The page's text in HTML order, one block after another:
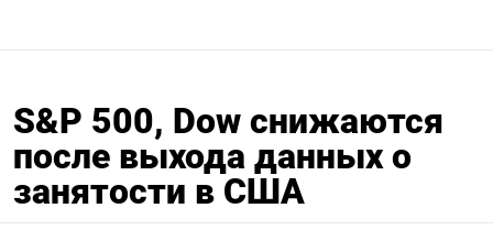
S&P 500, Dow снижаются
после выхода данных о
занятости в США